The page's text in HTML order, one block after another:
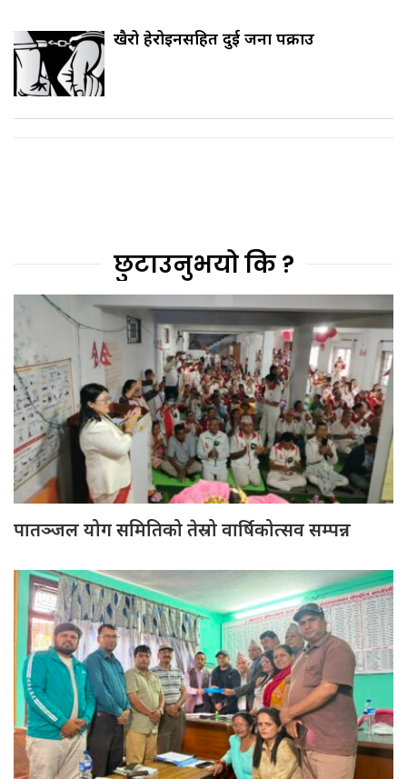
खैरो हेरोइनसहित दुई जना पक्राउ
छुटाउनुभयो कि ?
पातञ्जल योग समितिको तेस्रो वार्षिकोत्सव सम्पन्न